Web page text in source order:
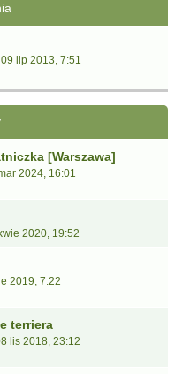
09 lip 2013, 7:51
[Warszawa]
2024, 16:01
2020, 19:52
2019, 7:22
terriera
lis 2018, 23:12